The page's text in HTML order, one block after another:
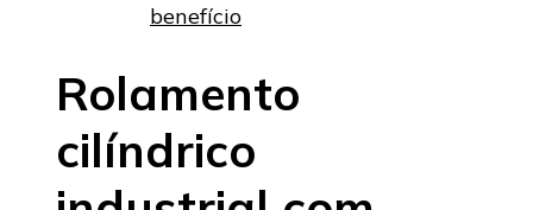
benefício
Rolamento
cilíndrico